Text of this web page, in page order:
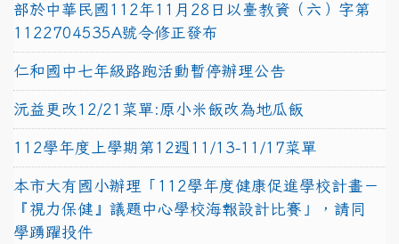
部於中華民國112年11月28日以臺教資（六）字第
1122704535A號令修正發布
仁和國中七年級路跑活動暫停辦理公告
沅益更改12/21菜單:原小米飯改為地瓜飯
112學年度上學期第12週11/13-11/17菜單
本市大有國小辦理「112學年度健康促進學校計畫－
『視力保健』議題中心學校海報設計比賽」，請同
學踴躍投件